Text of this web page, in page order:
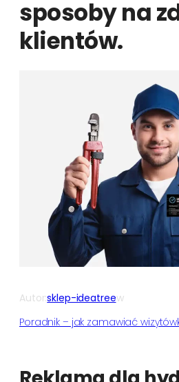
sposoby na
klientów.
Autor:sklep-ideatreew
Poradnik – jak zamawiać